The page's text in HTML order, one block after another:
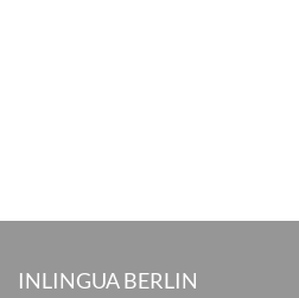
INLINGUA BERLIN